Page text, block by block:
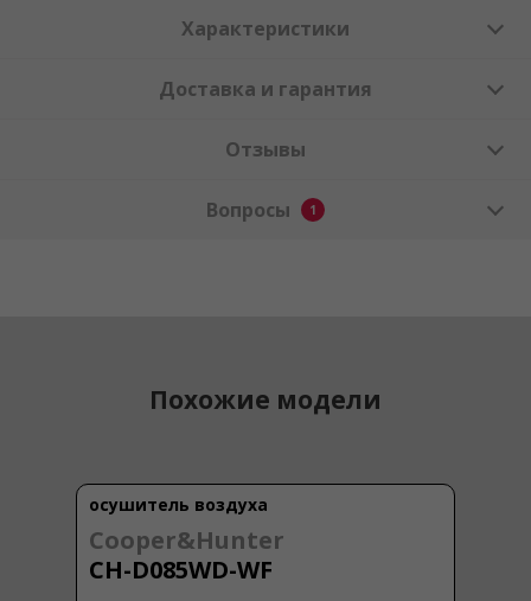
Характеристики
Доставка и гарантия
Отзывы
Вопросы 1
Похожие модели
осушитель воздуха
Cooper&Hunter
CH-D085WD-WF